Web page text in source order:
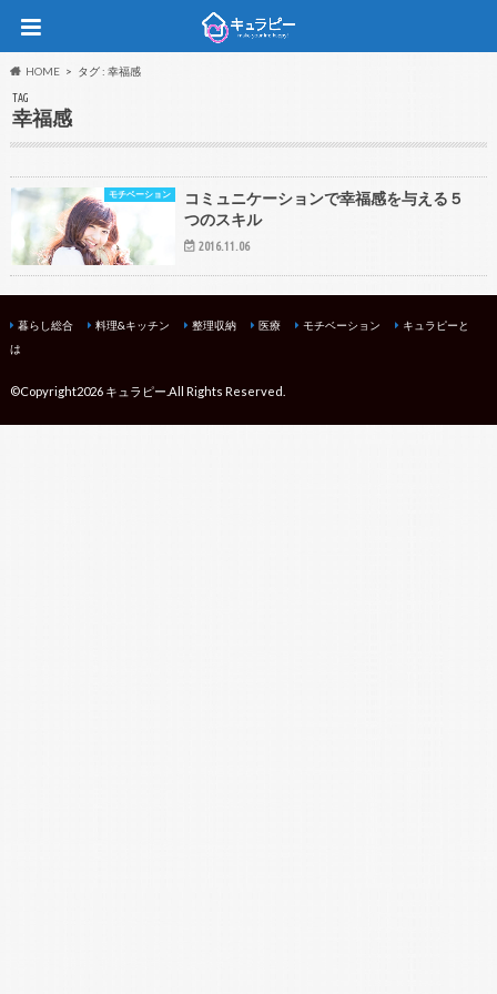
HOME タグ : 幸福感
TAG
幸福感
モチベーション
コミュニケーションで幸福感を与える５
つのスキル
2016.11.06
暮らし総合 料理&キッチン 整理収納 医療 モチベーション
キュラピーと
は
©Copyright2026 キュラピー .All Rights Reserved.